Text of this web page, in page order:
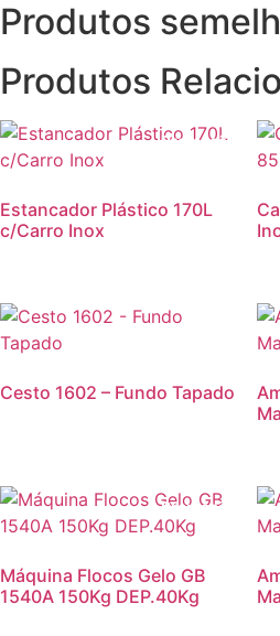
Produtos
Produtos
Promoção!
Estancador Plástico 170L
c/Carro Inox
Cesto 1602 – Fundo Tapado
Promoção!
Máquina Flocos Gelo GB
1540A 150Kg DEP.40Kg